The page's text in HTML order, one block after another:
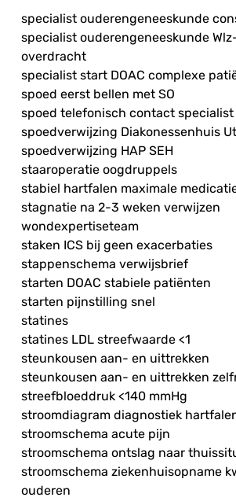
specialist ouderengeneeskunde
specialist ouderengeneeskunde
overdracht
specialist start DOAC complexe
spoed eerst bellen met SO
spoed telefonisch contact specialist
spoedverwijzing Diakonessenhuis
spoedverwijzing HAP SEH
staaroperatie oogdruppels
stabiel hartfalen maximale
stagnatie na 2-3 weken verwijzen
wondexpertiseteam
staken ICS bij geen exacerbaties
stappenschema verwijsbrief
starten DOAC stabiele patiënten
starten pijnstilling snel
statines
statines LDL streefwaarde <1
steunkousen aan- en uittrekken
steunkousen aan- en uittrekken
streefbloeddruk <140 mmHg
stroomdiagram diagnostiek
stroomschema acute pijn
stroomschema ontslag naar
stroomschema ziekenhuisopname
ouderen